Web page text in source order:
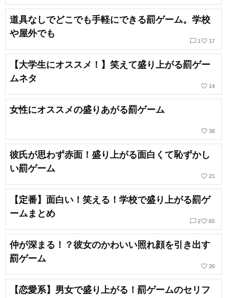
道具なしでどこでも手軽にできる罰ゲーム。学校
や屋外でも
chat_bubble_outline 1 favorite_border 17
【大学生にオススメ！】笑えて盛り上がる罰ゲー
ムネタ
favorite_border 14
女性にオススメの盛りあがる罰ゲーム
favorite_border 38
彼氏が思わず赤面！盛り上がる面白くて恥ずかし
い罰ゲーム
favorite_border 21
【定番】面白い！笑える！学校で盛り上がる罰ゲ
ームまとめ
chat_bubble_outline 2favorite_border 65
仲が深まる！？彼女のかわいい照れ顔を引き出す
罰ゲーム
favorite_border 26
【恋愛系】男女で盛り上がる！罰ゲームのセリフ